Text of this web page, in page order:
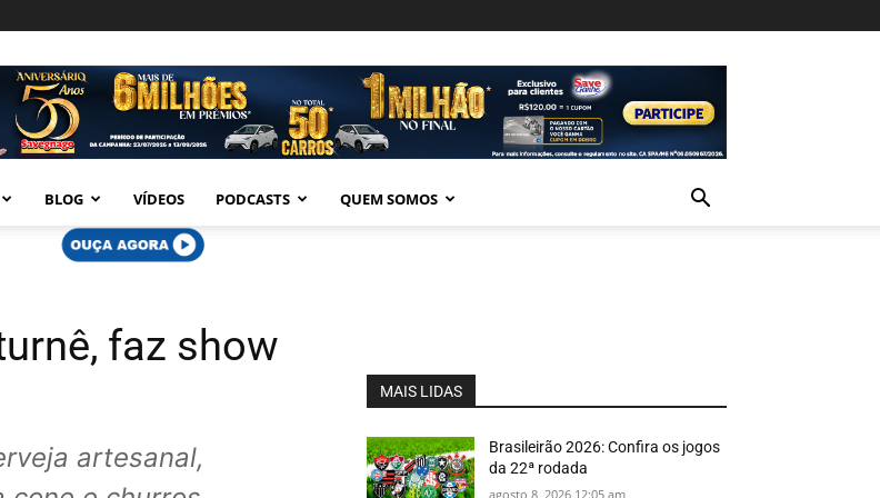
BLOG VÍDEOS PODCASTS QUEM SOMOS
faz show
artesanal,
MAIS LIDAS
Brasileirão 2026: Confira os jogos
da 22ª rodada
agosto 8, 2026 12:05 am